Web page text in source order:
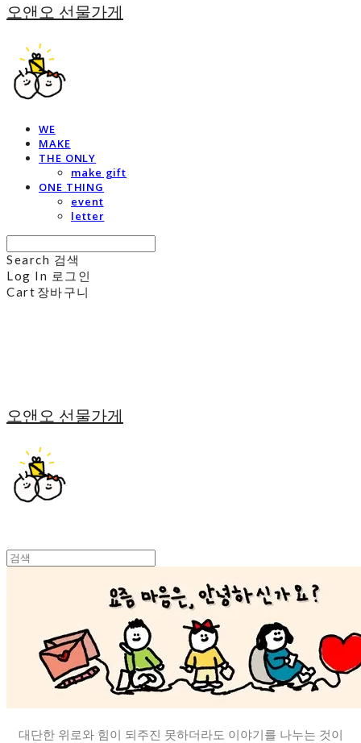
오앤오 선물가게
WE
MAKE
THE ONLY
make gift
ONE THING
event
letter
Search 검색
Log In 로그인
Cart 장바구니
오앤오 선물가게
대단한 위로와 힘이 되주진 못하더라도 이야기를 나누는 것이